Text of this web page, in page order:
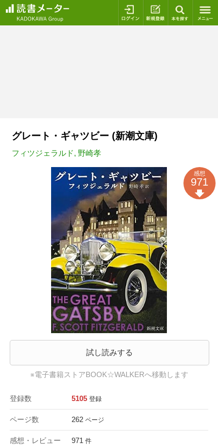
ログイン 新規登録
グレート・ギャツビー (新潮文庫)
フィツジェラルド, 野崎孝
試し読みする
※電子書籍ストアBOOK☆WALKERへ移動します
登録数 5105 登録
ページ数 262 ページ
感想・レビュー 971 件
感想
971